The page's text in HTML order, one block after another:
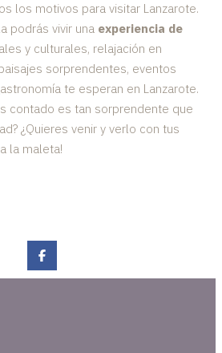
los motivos para visitar Lanzarote.
podrás vivir una experiencia de
y culturales, relajación en
sorprendentes, eventos
te esperan en Lanzarote.
contado es tan sorprendente que
¿Quieres venir y verlo con tus
la maleta!